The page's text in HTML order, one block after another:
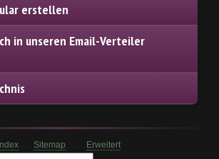
erstellen
in unseren Email-Verteiler
Sitemap Erweitert